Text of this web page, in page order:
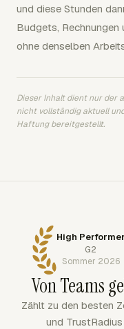
und diese Stunden
Budgets,
ohne denselben
Dieser Inhalt dient nur der
nicht vollständig aktuell
Haftung bereitgestellt.
High Performer
G2
Sommer 2026
Von Teams
Zählt zu den besten
und